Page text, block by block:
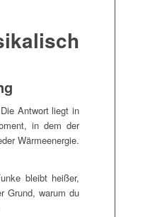
Antwort liegt in
in dem der
Wärmeenergie.
bleibt heißer,
Grund, warum du